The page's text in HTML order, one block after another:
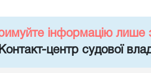
інформацію лише
центр судової